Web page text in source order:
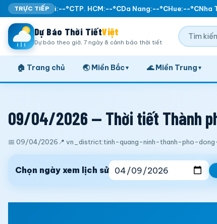
TRỰC TIẾP
Ha Noi:--°CTP. HCM:--°CDa Nang:--°CHue:--°CNha
Dự Báo Thời TiếtViệt
Dự báo theo giờ, 7 ngày & cảnh báo thời tiết
🏠 Trang chủ 🌏 Miền Bắc▾ 🌊 Miền Trung ▾
09/04/2026 — Thời tiết Thành
📅 09/04/2026 📍 vn_district:tinh-quang-ninh-thanh-pho-
Chọn ngày xem lịch sử